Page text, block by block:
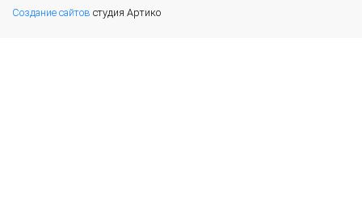
Создание сайтов студия Артико